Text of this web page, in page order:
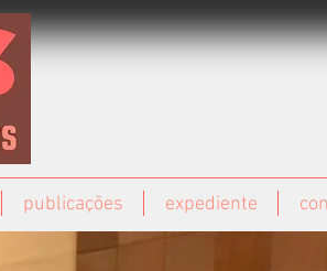
publicações expediente